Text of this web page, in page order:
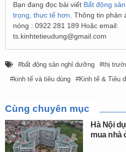
Bạn đang đọc bài viết Bất động
trọng, thực tế hơn. Thông tin phản
nóng : 0922 281 189 Hoặc email:
ts.kinhtetieudung@gmail.com
bất động sản nghỉ dưỡng thị
kinh tế và tiêu dùng
Kinh tế & Tiêu
Cùng chuyên mục
Hà Nội
mua nhà